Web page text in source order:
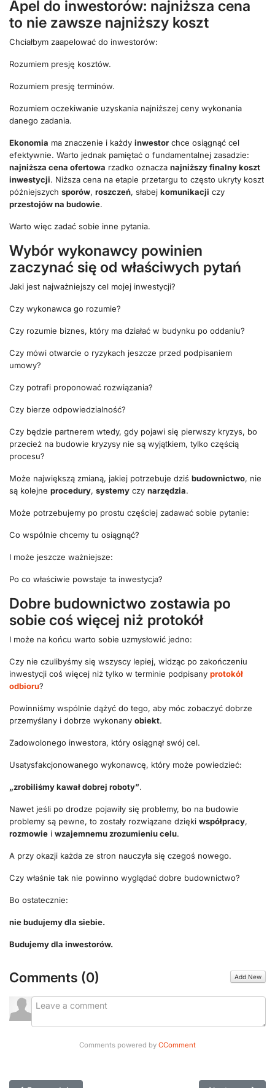
Apel do inwestorów: najniższa cena
to nie zawsze najniższy koszt
Chciałbym zaapelować do inwestorów:
Rozumiem presję kosztów.
Rozumiem presję terminów.
Rozumiem oczekiwanie uzyskania najniższej ceny wykonania
danego zadania.
Ekonomia ma znaczenie i każdy inwestor chce osiągnąć cel
efektywnie. Warto jednak pamiętać o fundamentalnej zasadzie:
najniższa cena ofertowa rzadko oznacza najniższy finalny koszt
inwestycji. Niższa cena na etapie przetargu to często ukryty koszt
późniejszych sporów, roszczeń, słabej komunikacji czy
przestojów na budowie.
Warto więc zadać sobie inne pytania.
Wybór wykonawcy powinien
zaczynać się od właściwych pytań
Jaki jest najważniejszy cel mojej inwestycji?
Czy wykonawca go rozumie?
Czy rozumie biznes, który ma działać w budynku po oddaniu?
Czy mówi otwarcie o ryzykach jeszcze przed podpisaniem
umowy?
Czy potrafi proponować rozwiązania?
Czy bierze odpowiedzialność?
Czy będzie partnerem wtedy, gdy pojawi się pierwszy kryzys, bo
przecież na budowie kryzysy nie są wyjątkiem, tylko częścią
procesu?
Może największą zmianą, jakiej potrzebuje dziś budownictwo, nie
są kolejne procedury, systemy czy narzędzia.
Może potrzebujemy po prostu częściej zadawać sobie pytanie:
Co wspólnie chcemy tu osiągnąć?
I może jeszcze ważniejsze:
Po co właściwie powstaje ta inwestycja?
Dobre budownictwo zostawia po
sobie coś więcej niż protokół
I może na końcu warto sobie uzmysłowić jedno:
Czy nie czulibyśmy się wszyscy lepiej, widząc po zakończeniu
inwestycji coś więcej niż tylko w terminie podpisany protokół
odbioru?
Powinniśmy wspólnie dążyć do tego, aby móc zobaczyć dobrze
przemyślany i dobrze wykonany obiekt.
Zadowolonego inwestora, który osiągnął swój cel.
Usatysfakcjonowanego wykonawcę, który może powiedzieć:
„zrobiliśmy kawał dobrej roboty”.
Nawet jeśli po drodze pojawiły się problemy, bo na budowie
problemy są pewne, to zostały rozwiązane dzięki współpracy,
rozmowie i wzajemnemu zrozumieniu celu.
A przy okazji każda ze stron nauczyła się czegoś nowego.
Czy właśnie tak nie powinno wyglądać dobre budownictwo?
Bo ostatecznie:
nie budujemy dla siebie.
Budujemy dla inwestorów.
Comments (0) Add New
Comments powered by CComment